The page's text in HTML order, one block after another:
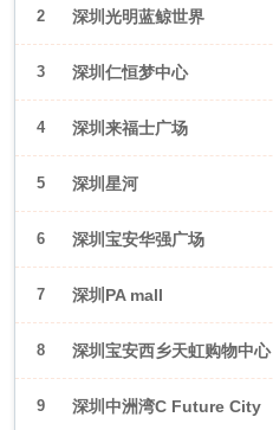
2 深圳光明蓝鲸世界
3 深圳仁恒梦中心
4 深圳来福士广场
5 深圳星河
WORLD·COCOPark
6 深圳宝安华强广场
7 深圳PA mall
8 深圳宝安西乡天虹购物中心
9 深圳中洲湾C Future City